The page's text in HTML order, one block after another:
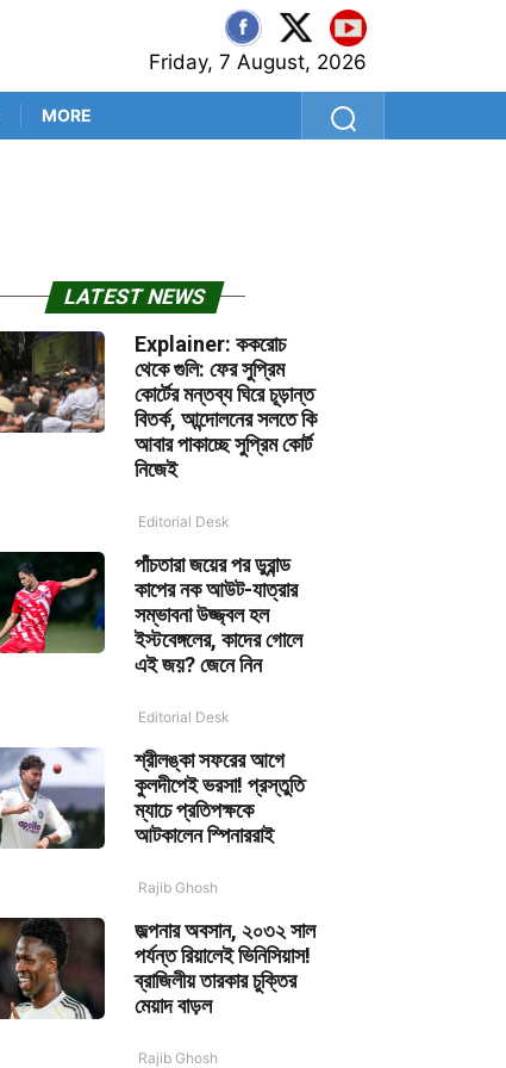
Friday, 7 August, 2026
MORE
LATEST NEWS
Explainer: ককরোচ
থেকে গুলি: ফের সুপ্রিম
কোর্টের মন্তব্য ঘিরে চূড়ান্ত
বিতর্ক, আন্দোলনের সলতে কি
আবার পাকাচ্ছে সুপ্রিম কোর্ট
নিজেই
Editorial Desk
পাঁচতারা জয়ের পর ডুরান্ড
কাপের নক আউট-যাত্রার
সম্ভাবনা উজ্জ্বল হল
ইস্টবেঙ্গলের, কাদের গোলে
এই জয়? জেনে নিন
Editorial Desk
শ্রীলঙ্কা সফরের আগে
কুলদীপেই ভরসা! প্রস্তুতি
ম্যাচে প্রতিপক্ষকে
আটকালেন স্পিনাররাই
Rajib Ghosh
জল্পনার অবসান, ২০৩২ সাল
পর্যন্ত রিয়ালেই ভিনিসিয়াস!
ব্রাজিলীয় তারকার চুক্তির
মেয়াদ বাড়ল
Rajib Ghosh